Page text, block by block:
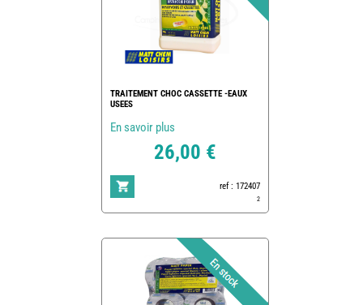
TRAITEMENT CHOC CASSETTE -EAUX
USEES
En savoir plus
26,00 €
ref : 172407
2